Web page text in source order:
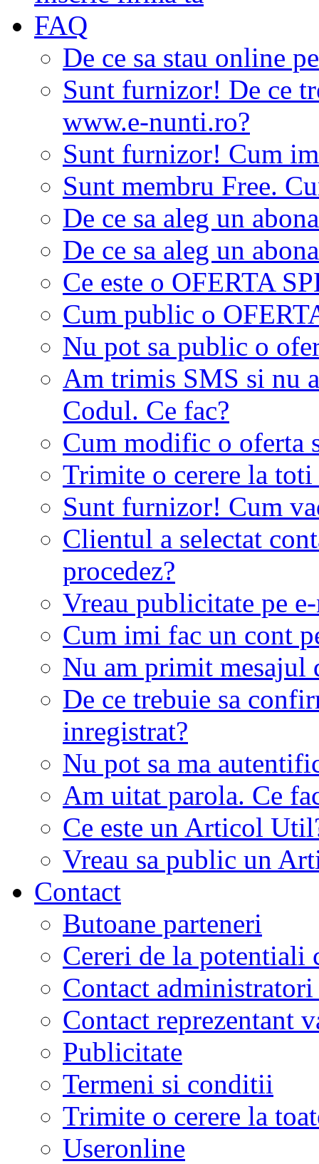
FAQ
De ce sa stau online
Sunt furnizor! De ce
www.e-nunti.ro?
Sunt furnizor! Cum
Sunt membru Free.
De ce sa aleg un
De ce sa aleg un
Ce este o OFERTA
Cum public o
Nu pot sa public o
Am trimis SMS si nu
Codul. Ce fac?
Cum modific o oferta
Trimite o cerere la
Sunt furnizor! Cum
Clientul a selectat
procedez?
Vreau publicitate pe
Cum imi fac un cont
Nu am primit mesajul
De ce trebuie sa
inregistrat?
Nu pot sa ma
Am uitat parola. Ce
Ce este un Articol
Vreau sa public un
Contact
Butoane parteneri
Cereri de la potentiali
Contact
Contact reprezentant
Publicitate
Termeni si conditii
Trimite o cerere la
Useronline